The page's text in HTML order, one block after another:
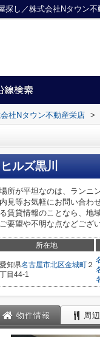
探し／株式会社Nタウン不
社Nタウン不動産栄店 >
ヒルズ黒川
場所が平坦なのは、ランニ
内見等お気軽にお問い合わ
る賃貸情報のことなら、地
ご要望や不明な点などござ
所在地
愛知県名古屋市北区金城町 ２
丁目44-1
物件情報 周